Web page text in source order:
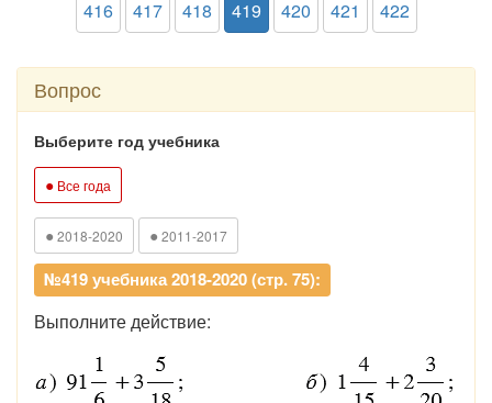
416 417 418 419 420 421 422
Вопрос
Выберите год учебника
● Все года
● 2018-2020 ● 2011-2017
№419 учебника 2018-2020 (стр. 75):
Выполните действие: